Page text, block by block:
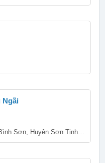
Ngãi
Sơn Tịnh, Huyện Tư Nghĩa